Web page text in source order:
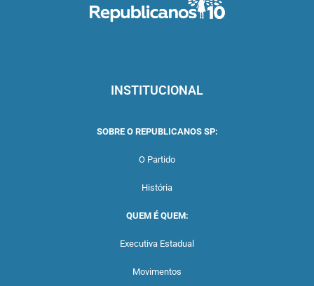
INSTITUCIONAL
SOBRE O REPUBLICANOS SP:
O Partido
História
QUEM É QUEM:
Executiva Estadual
Movimentos